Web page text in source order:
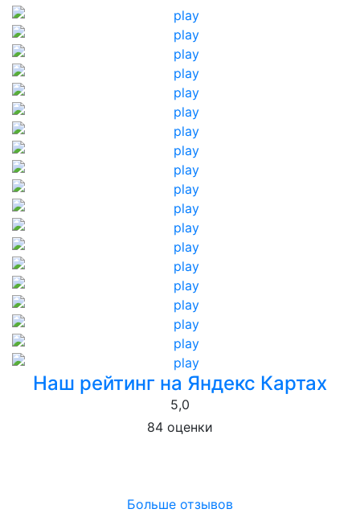
Наш рейтинг на Яндекс Картах
5,0
84 оценки
Больше отзывов